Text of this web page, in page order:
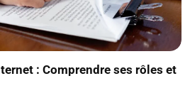
: Comprendre ses rôles et